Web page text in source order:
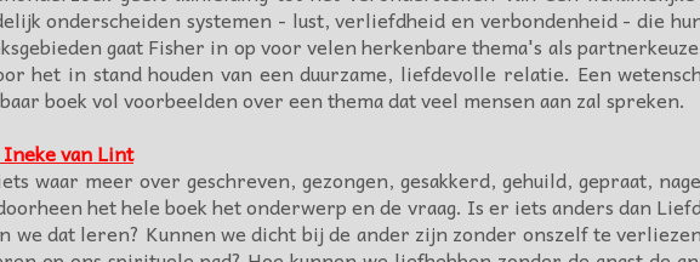
onderscheiden systemen - lust, verliefdheid en verbondenheid - die
gaat Fisher in op voor velen herkenbare thema's als
het in stand houden van een duurzame, liefdevolle relatie. Een
boek vol voorbeelden over een thema dat veel mensen aan zal spreken.
van Lint
waar meer over geschreven, gezongen, gesakkerd, gehuild, gepraat,
het hele boek het onderwerp en de vraag. Is er iets anders dan
we dat leren? Kunnen we dicht bij de ander zijn zonder onszelf te